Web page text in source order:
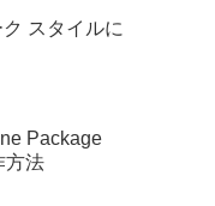
スタイルに
Package
方法